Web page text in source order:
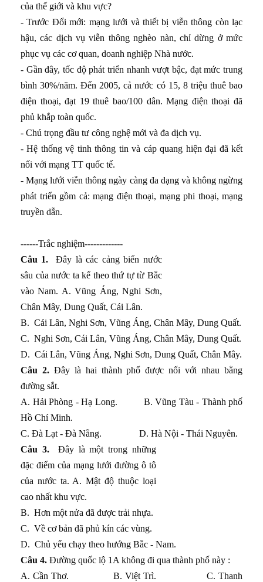
của thế giới và khu vực?
- Trước Đổi mới: mạng lưới và thiết bị viễn thông còn lạc
hậu, các dịch vụ viễn thông nghèo nàn, chỉ dừng ở mức
phục vụ các cơ quan, doanh nghiệp Nhà nước.
- Gần đây, tốc độ phát triển nhanh vượt bậc, đạt mức trung
bình 30%/năm. Đến 2005, cả nước có 15, 8 triệu thuê bao
điện thoại, đạt 19 thuê bao/100 dân. Mạng điện thoại đã
phủ khắp toàn quốc.
- Chú trọng đầu tư công nghệ mới và đa dịch vụ.
- Hệ thống vệ tinh thông tin và cáp quang hiện đại đã kết
nối với mạng TT quốc tế.
- Mạng lưới viễn thông ngày càng đa dạng và không ngừng
phát triển gồm cả: mạng điện thoại, mạng phi thoại, mạng
truyền dẫn.
------Trắc nghiệm-------------
Câu 1.Đây là các cảng biển nước
sâu của nước ta kể theo thứ tự từ Bắc
vào Nam. A. Vũng Áng, Nghi Sơn,
Chân Mây, Dung Quất, Cái Lân.
B. Cái Lân, Nghi Sơn, Vũng Áng, Chân Mây, Dung Quất.
C. Nghi Sơn, Cái Lân, Vũng Áng, Chân Mây, Dung Quất.
D. Cái Lân, Vũng Áng, Nghi Sơn, Dung Quất, Chân Mây.
Câu 2. Đây là hai thành phố được nối với nhau bằng
đường sắt.
A. Hải Phòng - Hạ Long. B. Vũng Tàu - Thành phố
Hồ Chí Minh.
C. Đà Lạt - Đà Nẵng. D. Hà Nội - Thái Nguyên.
Câu 3. Đây là một trong những
đặc điểm của mạng lưới đường ô tô
của nước ta. A. Mật độ thuộc loại
cao nhất khu vực.
B. Hơn một nửa đã được trải nhựa.
C. Về cơ bản đã phủ kín các vùng.
D. Chủ yếu chạy theo hướng Bắc - Nam.
Câu 4. Đường quốc lộ 1A không đi qua thành phố này :
A. Cần Thơ. B. Việt Trì. C. Thanh